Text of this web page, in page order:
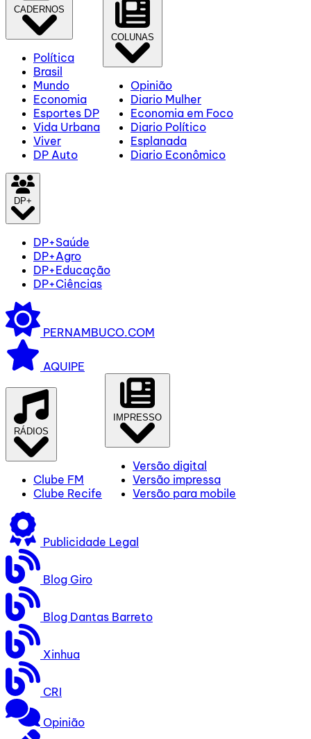
CADERNOS
Política
Brasil
Mundo
Economia
Esportes DP
Vida Urbana
Viver
DP Auto
COLUNAS
Opinião
Diario Mulher
Economia em Foco
Diario Político
Esplanada
Diario Econômico
DP+
DP+Saúde
DP+Agro
DP+Educação
DP+Ciências
PERNAMBUCO.COM
AQUIPE
RÁDIOS
Clube FM
Clube Recife
IMPRESSO
Versão digital
Versão impressa
Versão para mobile
Publicidade Legal
Blog Giro
Blog Dantas Barreto
Xinhua
CRI
Opinião